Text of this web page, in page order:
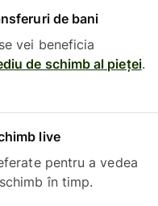
de bani
vei beneficia
de schimb al pieței.
live
pentru a vedea
în timp.